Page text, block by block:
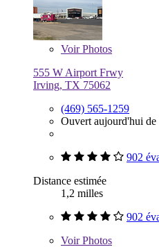
VoirPhotos
555 W Airport Frwy
Irving, TX 75062
(469) 565-1259
Ouvert aujourd'hui de
902
Distance estimée
1,2 milles
902
VoirPhotos